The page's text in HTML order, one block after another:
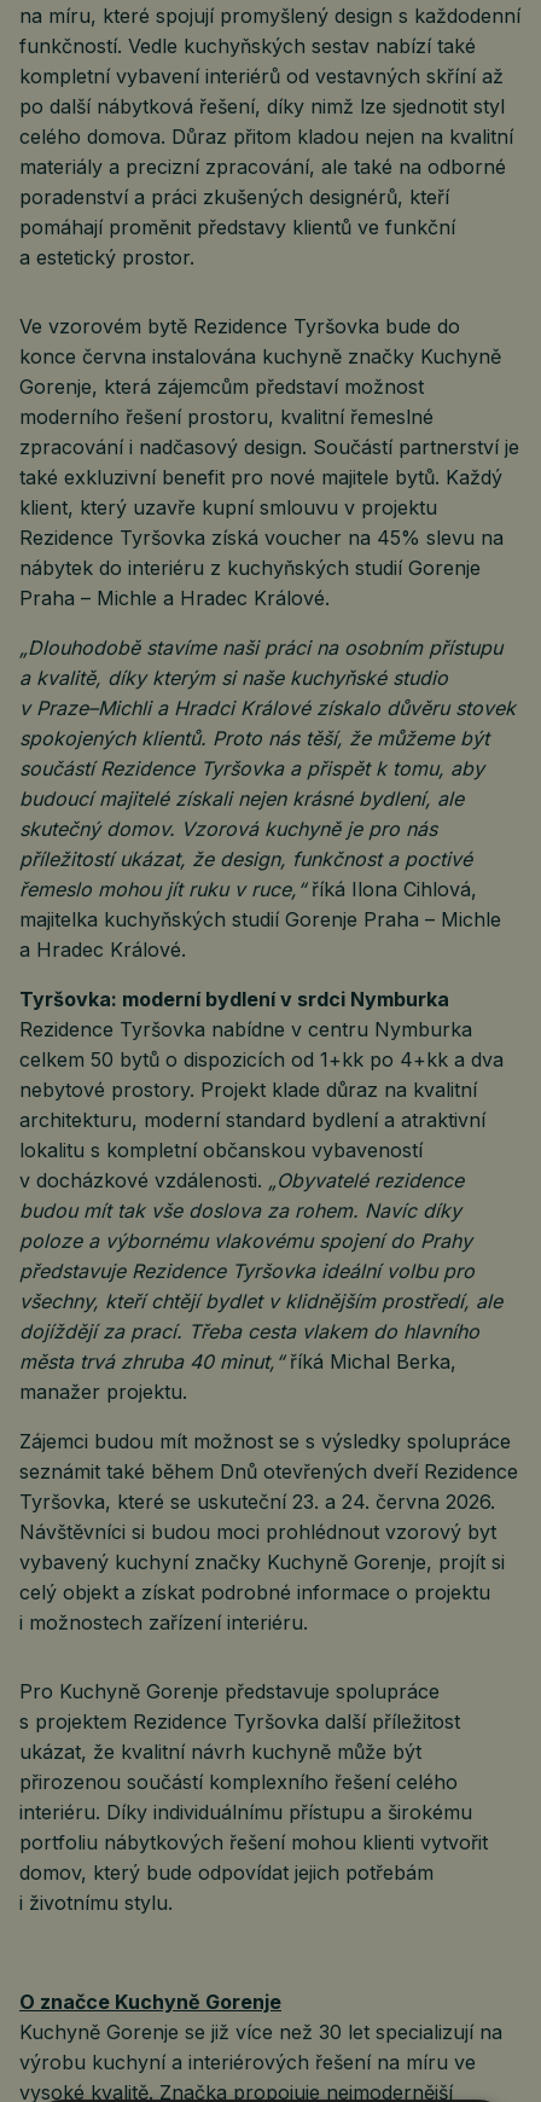
na míru, které spojují promyšlený design s každodenní
funkčností. Vedle kuchyňských sestav nabízí také
kompletní vybavení interiérů od vestavných skříní až
po další nábytková řešení, díky nimž lze sjednotit styl
celého domova. Důraz přitom kladou nejen na kvalitní
materiály a precizní zpracování, ale také na odborné
poradenství a práci zkušených designérů, kteří
pomáhají proměnit představy klientů ve funkční
a estetický prostor.
Ve vzorovém bytě Rezidence Tyršovka bude do
konce června instalována kuchyně značky Kuchyně
Gorenje, která zájemcům představí možnost
moderního řešení prostoru, kvalitní řemeslné
zpracování i nadčasový design. Součástí partnerství je
také exkluzivní benefit pro nové majitele bytů. Každý
klient, který uzavře kupní smlouvu v projektu
Rezidence Tyršovka získá voucher na 45% slevu na
nábytek do interiéru z kuchyňských studií Gorenje
Praha – Michle a Hradec Králové.
„Dlouhodobě stavíme naši práci na osobním přístupu
a kvalitě, díky kterým si naše kuchyňské studio
v Praze–Michli a Hradci Králové získalo důvěru stovek
spokojených klientů. Proto nás těší, že můžeme být
součástí Rezidence Tyršovka a přispět k tomu, aby
budoucí majitelé získali nejen krásné bydlení, ale
skutečný domov. Vzorová kuchyně je pro nás
příležitostí ukázat, že design, funkčnost a poctivé
řemeslo mohou jít ruku v ruce,“ říká Ilona Cihlová,
majitelka kuchyňských studií Gorenje Praha – Michle
a Hradec Králové.
Tyršovka: moderní bydlení v srdci Nymburka
Rezidence Tyršovka nabídne v centru Nymburka
celkem 50 bytů o dispozicích od 1+kk po 4+kk a dva
nebytové prostory. Projekt klade důraz na kvalitní
architekturu, moderní standard bydlení a atraktivní
lokalitu s kompletní občanskou vybaveností
v docházkové vzdálenosti. „Obyvatelé rezidence
budou mít tak vše doslova za rohem. Navíc díky
poloze a výbornému vlakovému spojení do Prahy
představuje Rezidence Tyršovka ideální volbu pro
všechny, kteří chtějí bydlet v klidnějším prostředí, ale
dojíždějí za prací. Třeba cesta vlakem do hlavního
města trvá zhruba 40 minut,“ říká Michal Berka,
manažer projektu.
Zájemci budou mít možnost se s výsledky spolupráce
seznámit také během Dnů otevřených dveří Rezidence
Tyršovka, které se uskuteční 23. a 24. června 2026.
Návštěvníci si budou moci prohlédnout vzorový byt
vybavený kuchyní značky Kuchyně Gorenje, projít si
celý objekt a získat podrobné informace o projektu
i možnostech zařízení interiéru.
Pro Kuchyně Gorenje představuje spolupráce
s projektem Rezidence Tyršovka další příležitost
ukázat, že kvalitní návrh kuchyně může být
přirozenou součástí komplexního řešení celého
interiéru. Díky individuálnímu přístupu a širokému
portfoliu nábytkových řešení mohou klienti vytvořit
domov, který bude odpovídat jejich potřebám
i životnímu stylu.
O značce Kuchyně Gorenje
Kuchyně Gorenje se již více než 30 let specializují na
výrobu kuchyní a interiérových řešení na míru ve
vysoké kvalitě. Značka propojuje nejmodernější